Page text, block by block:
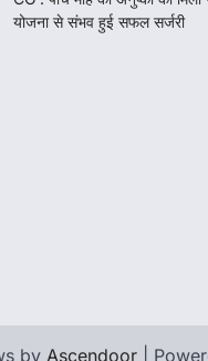
योजना से संभव हुई सफल सर्जरी
by Ascendoor |